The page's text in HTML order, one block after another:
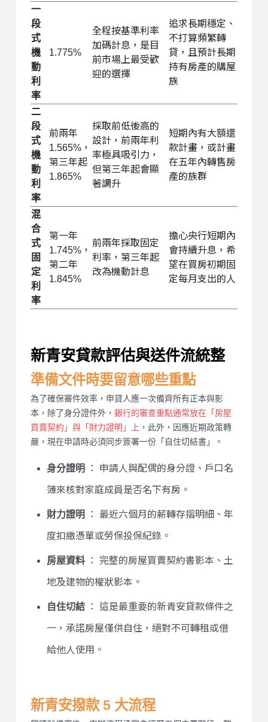
一
段
式
機
動
利
率
1.775%
全程按基準利率
加碼計息，是目
前市場上最受歡
迎的選擇
追求長期穩定、
不打算頻繁轉
貸，且預計長期
持有房產的購屋
族
二
段
式
機
動
利
率
前兩年
1.565%，
第三年起
1.865%
採取前低後高的
設計，前兩年利
率極具吸引力，
但第三年起會顯
著調升
短期內有大額還
款計畫，或計畫
在五年內轉售房
產的族群
混
合
式
固
定
利
率
第一年
1.745%，
第二年
1.845%
前兩年採取固定
利率，第三年起
改為機動計息
擔心央行短期內
會持續升息，希
望在買房初期固
定每月支出的人
新青安貸款評估與送件流統整
準備文件時要留意哪些重點
為了確保審件效率，申貸人應一次備齊所有正本與影
本，除了身分證件外， 銀行的審查重點通常放在「房屋
買賣契約」與「財力證明」上 ，此外，因應近期政策轉
嚴，現在申請時必須同步簽署一份「自住切結書」。
身分證明 ： 申請人與配偶的身分證、戶口名
簿來核對家庭成員是否名下有房。
財力證明 ： 最近六個月的薪轉存摺明細、年
度扣繳憑單或勞保投保紀錄。
房屋資料： 完整的房屋買賣契約書影本、土
地及建物的權狀影本。
自住切結： 這是最重要的新青安貸款條件之
一，承諾房屋僅供自住，絕對不可轉租或借
給他人使用。
新青安撥款 5 大流程